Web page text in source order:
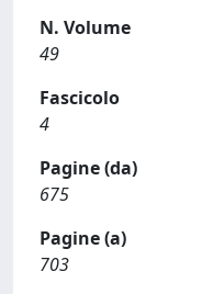
N. Volume
49
Fascicolo
4
Pagine (da)
675
Pagine (a)
703